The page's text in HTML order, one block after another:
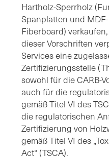
Hartholz-Sperrholz
Spanplatten und
Fiberboard)
dieser Vorschriften
Services eine
Zertifizierungsstelle
sowohl für die CARB-
auch für die
gemäß Titel VI des
die regulatorischen
Zertifizierung von
gemäß Titel VI des
Act“ (TSCA).